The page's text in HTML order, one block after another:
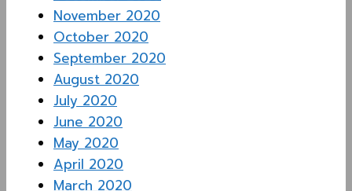
November 2020
October 2020
September 2020
August 2020
July 2020
June 2020
May 2020
April 2020
March 2020